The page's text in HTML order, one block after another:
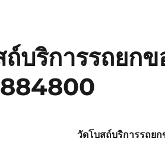
บริการรถยก
วัดโบสถ์บริการรถย